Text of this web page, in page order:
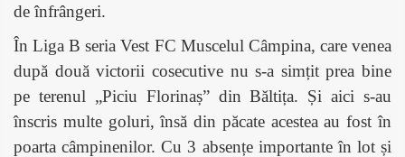
de înfrângeri.
În Liga B seria Vest FC Muscelul Câmpina, care venea
după două victorii cosecutive nu s-a simțit prea bine
pe terenul „Piciu Florinaș” din Băltița. Și aici s-au
înscris multe goluri, însă din păcate acestea au fost în
poarta câmpinenilor. Cu 3 absențe importante în lot și